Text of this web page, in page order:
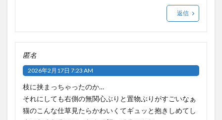
返信
匿名
2026年2月17日 7:23 AM
枝に挟まっちゃったのか…
それにしても右側の無関心ぶりと置物ぶりがすごいなぁ
猫のこんな仕草見たらかわいくてギュッと抱きしめてし